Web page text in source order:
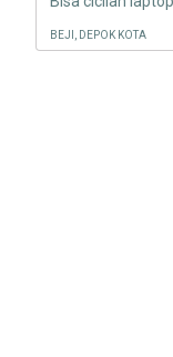
BEJI, DEPOK KOTA